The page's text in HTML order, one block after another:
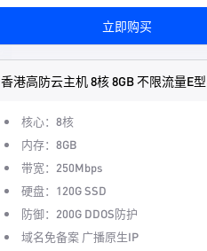
立即购买
香港高防云主机 8核 8GB 不限流量E型
核心：8核
内存：8GB
带宽：250Mbps
硬盘：120G SSD
防御：200G DDOS防护
域名免备案 广播原生IP